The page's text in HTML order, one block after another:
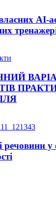
AI-
речовини у